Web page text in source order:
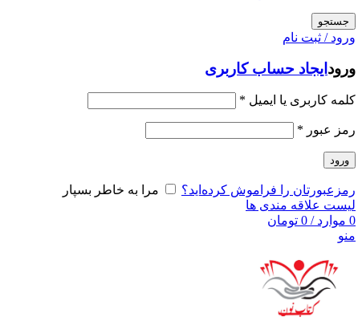
جستجو
ورود / ثبت نام
ورود ایجاد حساب کاربری
کلمه کاربری یا ایمیل *
رمز عبور *
ورود
رمزعبورتان را فراموش کرده‌اید؟
مرا به خاطر بسپار
لیست علاقه مندی ها
0 موارد /
0 تومان
منو